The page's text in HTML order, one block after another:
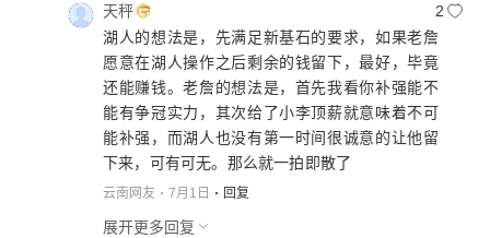
天秤
2
湖人的想法是，先满足新基石的要求，如果老詹
愿意在湖人操作之后剩余的钱留下，最好，毕竟
还能赚钱。老詹的想法是，首先我看你补强能不
能有争冠实力，其次给了小李顶薪就意味着不可
能补强，而湖人也没有第一时间很诚意的让他留
下来，可有可无。那么就一拍即散了
云南网友 7月1日 回复
展开更多回复